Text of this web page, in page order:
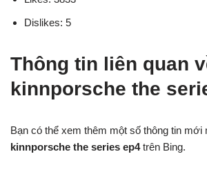
Dislikes: 5
Thông tin liên quan
kinnporsche the
Bạn có thể xem thêm một số thông tin mới
kinnporsche the series ep4trên Bing.